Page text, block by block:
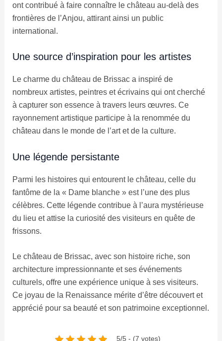
ont contribué à faire connaître le château au-delà des
frontières de l’Anjou, attirant ainsi un public
international.
Une source d’inspiration pour les artistes
Le charme du château de Brissac a inspiré de
nombreux artistes, peintres et écrivains qui ont cherché
à capturer son essence à travers leurs œuvres. Ce
rayonnement artistique participe à la renommée du
château dans le monde de l’art et de la culture.
Une légende persistante
Parmi les histoires qui entourent le château, celle du
fantôme de la « Dame blanche » est l’une des plus
célèbres. Cette légende contribue à l’aura mystérieuse
du lieu et attise la curiosité des visiteurs en quête de
frissons.
Le château de Brissac, avec son histoire riche, son
architecture impressionnante et ses événements
culturels, offre une expérience unique à ses visiteurs.
Ce joyau de la Renaissance mérite d’être découvert et
apprécié pour sa beauté et son patrimoine exceptionnel.
5/5 - (7 votes)